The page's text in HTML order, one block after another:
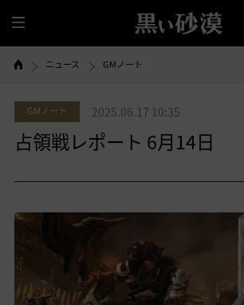
全
体
ニュース GMノート
GMノート 2025.06.17 10:35
占領戦レポート 6月14日